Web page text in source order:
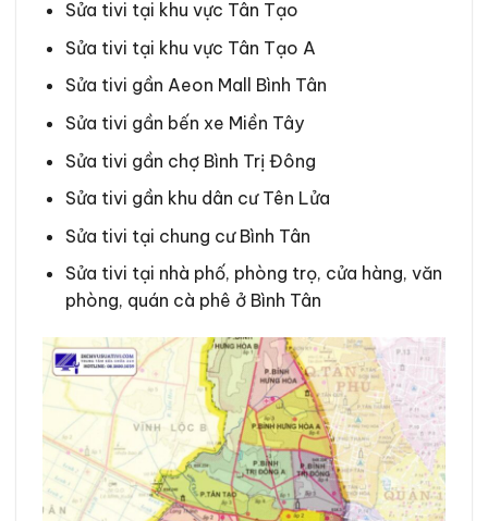
Sửa tivi tại khu vực Tân Tạo
Sửa tivi tại khu vực Tân Tạo A
Sửa tivi gần Aeon Mall Bình Tân
Sửa tivi gần bến xe Miền Tây
Sửa tivi gần chợ Bình Trị Đông
Sửa tivi gần khu dân cư Tên Lửa
Sửa tivi tại chung cư Bình Tân
Sửa tivi tại nhà phố, phòng trọ, cửa hàng, văn
phòng, quán cà phê ở Bình Tân